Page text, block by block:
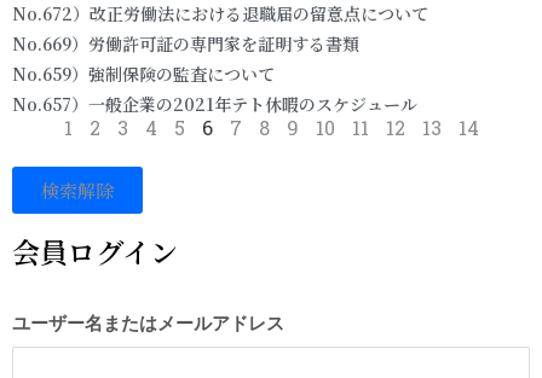
会員ログイン
ユーザー名またはメールアドレス
No.672）改正労働法における退職届の留意点について
No.669）労働許可証の専門家を証明する書類
No.659）強制保険の監査について
No.657）一般企業の2021年テト休暇のスケジュール
1 2 3 4 5 6 7 8 9 10 11 12 13 14
検索解除